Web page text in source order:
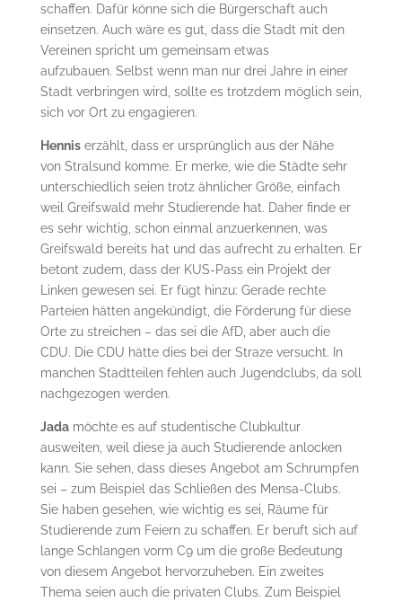
schaffen. Dafür könne sich die Bürgerschaft auch
einsetzen. Auch wäre es gut, dass die Stadt mit den
Vereinen spricht um gemeinsam etwas
aufzubauen. Selbst wenn man nur drei Jahre in einer
Stadt verbringen wird, sollte es trotzdem möglich sein,
sich vor Ort zu engagieren.
Henniserzählt, dass er ursprünglich aus der Nähe
von Stralsund komme. Er merke, wie die Städte sehr
unterschiedlich seien trotz ähnlicher Größe, einfach
weil Greifswald mehr Studierende hat. Daher finde er
es sehr wichtig, schon einmal anzuerkennen, was
Greifswald bereits hat und das aufrecht zu erhalten. Er
betont zudem, dass der KUS-Pass ein Projekt der
Linken gewesen sei. Er fügt hinzu: Gerade rechte
Parteien hätten angekündigt, die Förderung für diese
Orte zu streichen – das sei die AfD, aber auch die
CDU. Die CDU hätte dies bei der Straze versucht. In
manchen Stadtteilen fehlen auch Jugendclubs, da soll
nachgezogen werden.
Jadamöchte es auf studentische Clubkultur
ausweiten, weil diese ja auch Studierende anlocken
kann. Sie sehen, dass dieses Angebot am Schrumpfen
sei – zum Beispiel das Schließen des Mensa-Clubs.
Sie haben gesehen, wie wichtig es sei, Räume für
Studierende zum Feiern zu schaffen. Er beruft sich auf
lange Schlangen vorm C9 um die große Bedeutung
von diesem Angebot hervorzuheben. Ein zweites
Thema seien auch die privaten Clubs. Zum Beispiel